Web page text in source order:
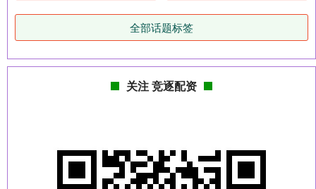
全部话题标签
关注 竞逐配资